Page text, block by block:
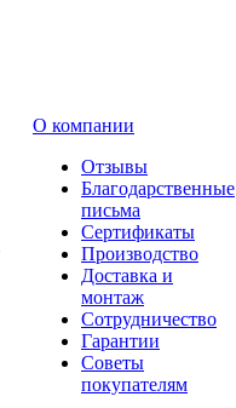
О компании
Отзывы
Благодарственные
письма
Сертификаты
Производство
Доставка и
монтаж
Сотрудничество
Гарантии
Советы
покупателям